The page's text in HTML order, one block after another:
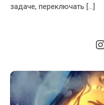
задаче, переключать […]